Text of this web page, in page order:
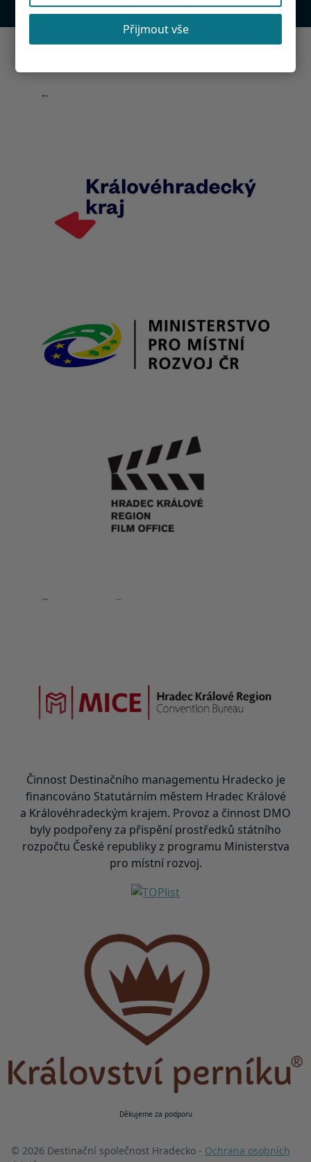
Činnost Destinačního managementu Hradecko je
financováno Statutárním městem Hradec Králové
a Královéhradeckým krajem. Provoz a činnost DMO
byly podpořeny za přispění prostředků státního
rozpočtu České republiky z programu Ministerstva
pro místní rozvoj.
Děkujeme za podporu
© 2026 Destinační společnost Hradecko - Ochrana osobních
Přijmout vše